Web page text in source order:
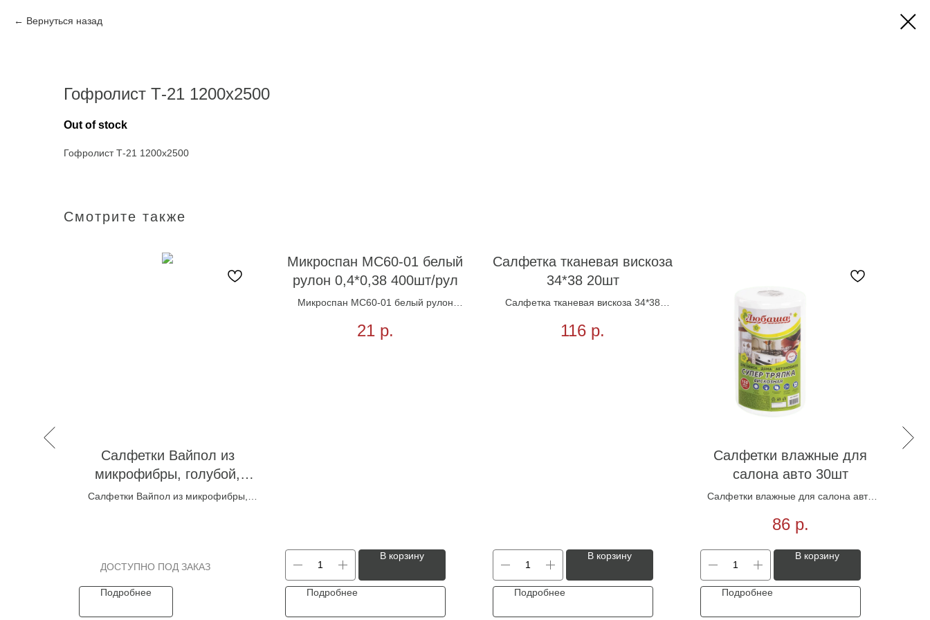
Вернуться назад
Гофролист Т-21 1200х2500
Out of stock
Гофролист Т-21 1200х2500
Смотрите также
Салфетки Вайпол из
микрофибры, голубой,
40х40 см, 4 упак*6 шт
Салфетки Вайпол из микрофибры,
Подробнее
Микроспан МС60-01 белый
рулон 0,4*0,38 400шт/рул
Микроспан МС60-01 белый рулон
21 р.
В корзину
Подробнее
Салфетка тканевая вискоза
34*38 20шт
Салфетка тканевая вискоза 34*38
116 р.
В корзину
Подробнее
Салфетки влажные для
салона авто 30шт
Салфетки влажные для салона авто
86 р.
В корзину
Подробнее